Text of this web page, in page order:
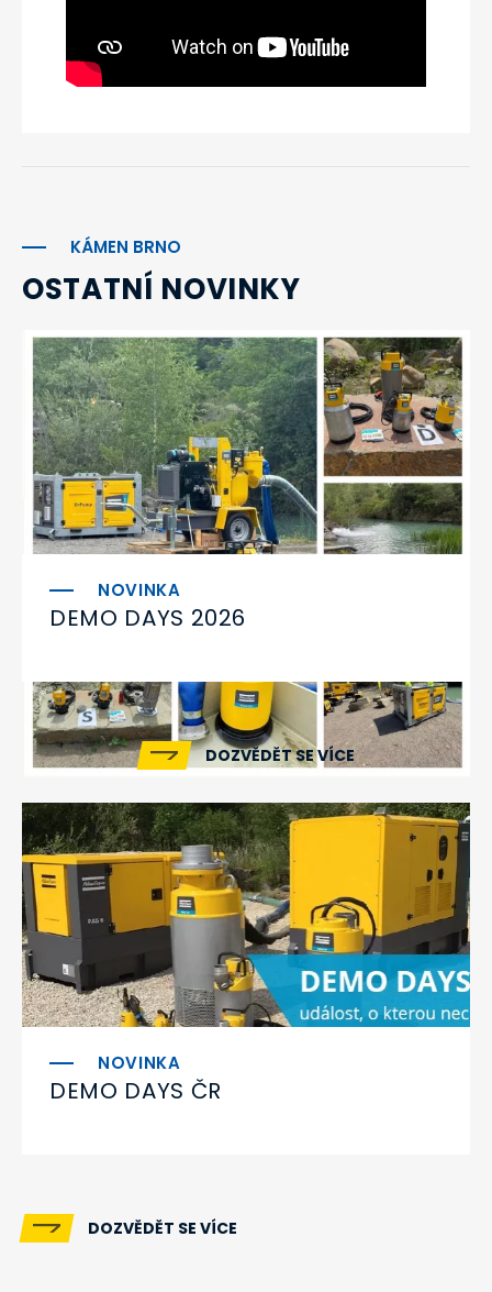
KÁMEN BRNO
OSTATNÍ NOVINKY
DEMO DAYS 2026
DOZVĚDĚT SE VÍCE
DEMO DAYS ČR
DOZVĚDĚT SE VÍCE